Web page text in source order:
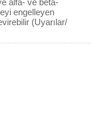
alfa- ve beta-
engelleyen
(Uyarılar/